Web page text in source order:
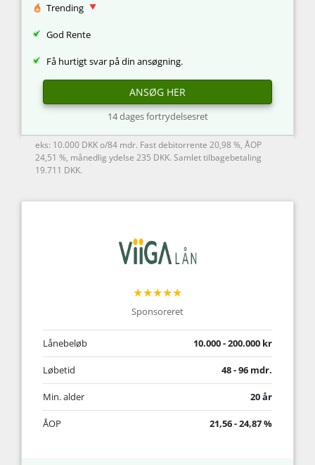
Trending
God Rente
Få hurtigt svar på din ansøgning.
ANSØG HER
14 dages fortrydelsesret
eks: 10.000 DKK o/84 mdr. Fast debitorrente 20,98 %, ÅOP
24,51 %, månedlig ydelse 235 DKK. Samlet tilbagebetaling
19.711 DKK.
★★★★★
Sponsoreret
Lånebeløb 10.000 - 200.000 kr
Løbetid 48 - 96 mdr.
Min. alder 20 år
ÅOP 21,56 - 24,87 %